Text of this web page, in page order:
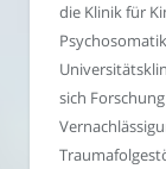
die Klinik für
sich